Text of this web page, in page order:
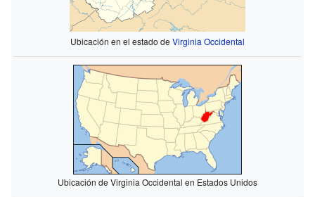
Ubicación en el estado de Virginia Occidental
Ubicación de Virginia Occidental en Estados Unidos